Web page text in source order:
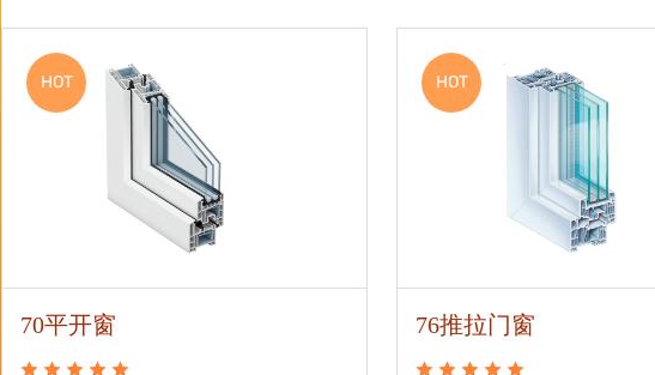
HOT
70平开窗
HOT
76推拉门窗